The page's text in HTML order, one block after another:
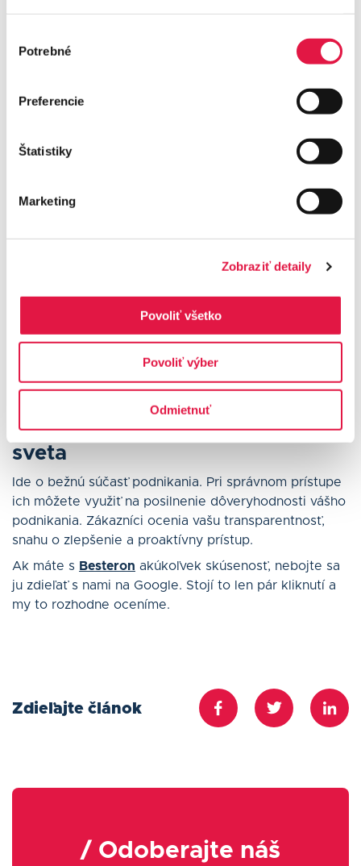
súhlasu
Potrebné
Preferencie
Štatistiky
Marketing
Zobraziť detaily
Povoliť všetko
Povoliť výber
Odmietnuť
Bonusový tip: Zhodnoťte svoj
proces riadenia recenzií
ale
. Efektívne zvládanie recenzií je
totiž kľúčové pre budovanie dobrej reputácie značky.
❓ Je určená osoba zodpovedná za správu recenzií?
❓ Pomohli by môjmu biznisu automatizované nástroje
zvládanie spätnej väzby?
však určite oplatí.
Negatívne recenzie nie sú koniec
sveta
Ide o bežnú súčasť podnikania. Pri správnom prístupe
ich môžete využiť na posilnenie dôveryhodnosti vášho
podnikania. Zákazníci ocenia vašu transparentnosť,
snahu o zlepšenie a proaktívny prístup.
Ak máte s Besteron akúkoľvek skúsenosť, nebojte sa
ju zdieľať s nami na Google. Stojí to len pár kliknutí a
my to rozhodne oceníme.
Zdieľajte článok
/ Odoberajte náš